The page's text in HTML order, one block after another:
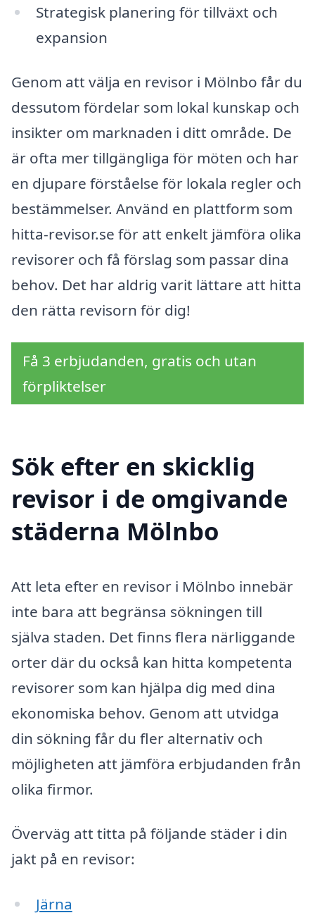
Strategisk planering för tillväxt och
expansion
Genom att välja en revisor i Mölnbo får du
dessutom fördelar som lokal kunskap och
insikter om marknaden i ditt område. De
är ofta mer tillgängliga för möten och har
en djupare förståelse för lokala regler och
bestämmelser. Använd en plattform som
hitta-revisor.se för att enkelt jämföra olika
revisorer och få förslag som passar dina
behov. Det har aldrig varit lättare att hitta
den rätta revisorn för dig!
Få 3 erbjudanden, gratis och utan
förpliktelser
Sök efter en skicklig
revisor i de omgivande
städerna Mölnbo
Att leta efter en revisor i Mölnbo innebär
inte bara att begränsa sökningen till
själva staden. Det finns flera närliggande
orter där du också kan hitta kompetenta
revisorer som kan hjälpa dig med dina
ekonomiska behov. Genom att utvidga
din sökning får du fler alternativ och
möjligheten att jämföra erbjudanden från
olika firmor.
Överväg att titta på följande städer i din
jakt på en revisor:
Järna